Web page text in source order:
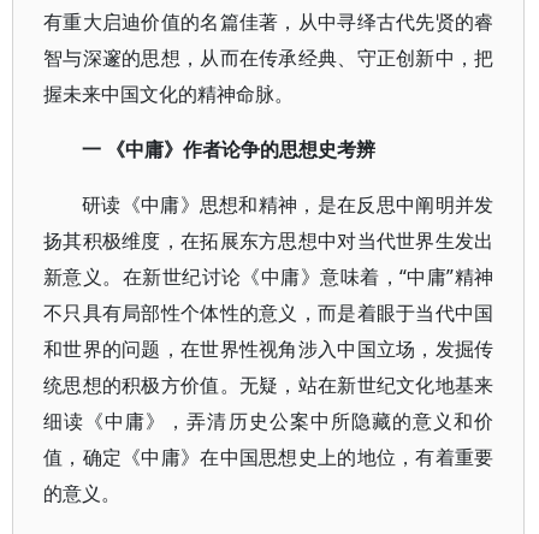
有重大启迪价值的名篇佳著，从中寻绎古代先贤的睿
智与深邃的思想，从而在传承经典、守正创新中，把
握未来中国文化的精神命脉。
一 《中庸》作者论争的思想史考辨
研读《中庸》思想和精神，是在反思中阐明并发
扬其积极维度，在拓展东方思想中对当代世界生发出
新意义。在新世纪讨论《中庸》意味着，“中庸”精神
不只具有局部性个体性的意义，而是着眼于当代中国
和世界的问题，在世界性视角涉入中国立场，发掘传
统思想的积极方价值。无疑，站在新世纪文化地基来
细读《中庸》，弄清历史公案中所隐藏的意义和价
值，确定《中庸》在中国思想史上的地位，有着重要
的意义。